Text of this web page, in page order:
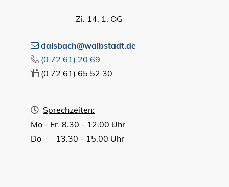
Zi. 14, 1. OG
daisbach@waibstadt.de
(0 72 61) 20 69
(0 72 61) 65 52 30
Sprechzeiten:
Mo - Fr 8.30 - 12.00 Uhr
Do 13.30 - 15.00 Uhr